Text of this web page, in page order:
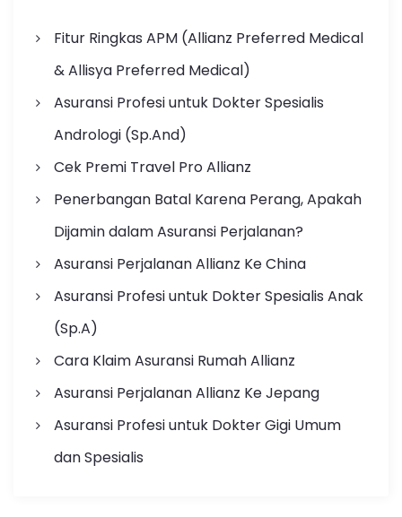
Fitur Ringkas APM (Allianz Preferred Medical
& Allisya Preferred Medical)
Asuransi Profesi untuk Dokter Spesialis
Andrologi (Sp.And)
Cek Premi Travel Pro Allianz
Penerbangan Batal Karena Perang, Apakah
Dijamin dalam Asuransi Perjalanan?
Asuransi Perjalanan Allianz Ke China
Asuransi Profesi untuk Dokter Spesialis Anak
(Sp.A)
Cara Klaim Asuransi Rumah Allianz
Asuransi Perjalanan Allianz Ke Jepang
Asuransi Profesi untuk Dokter Gigi Umum
dan Spesialis